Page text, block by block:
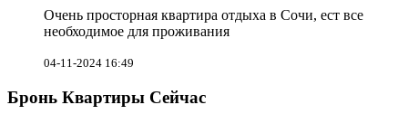
Очень просторная квартира отдыха в Сочи, ест все
необходимое для проживания
04-11-2024 16:49
Бронь Квартиры Сейчас